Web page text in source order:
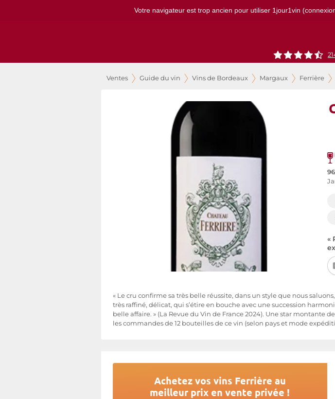
Votre navigateur est trop ancien pour utiliser 1jour1vin
Ventes Guide du vin Vins de Bordeaux Margaux Ferrière
«
« Le cru confirme sa très belle réussite, dans un style que nous
très raffiné, délicat, qui s’étire en bouche avec une succession
belle affaire. » (La Revue du Vin de France 2024). Une star montante
les commandes de 12 bouteilles de ce vin (selon pays et mode
Achetez vos vins Ferrière au
meilleur prix en vente privée !